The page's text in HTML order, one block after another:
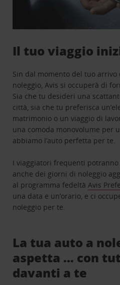
Il tuo viaggio
Sin dal momento del tuo
noleggio, Avis si occuperà di
Sia che tu desideri una
città, sia che tu preferisca
matrimonio o un viaggio di
una comoda monovolume per
abbiamo l’auto perfetta per te.
I viaggiatori frequenti
anche dei giorni di noleggio
al programma fedeltàAvis
una data e un’orario, e ci
noleggio per te.
La tua auto a
aspetta … con
davanti a te